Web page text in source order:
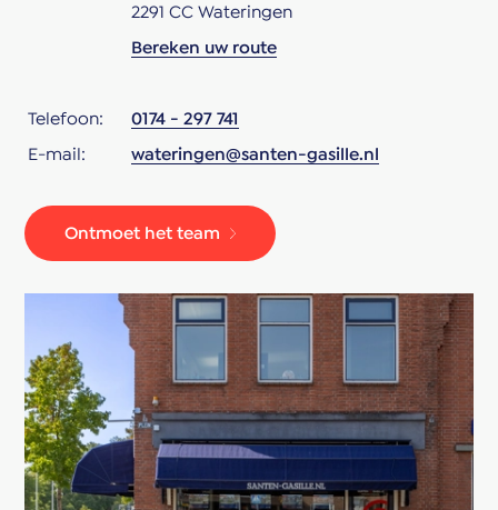
2291 CC Wateringen
Bereken uw route
Telefoon:
0174 - 297 741
E-mail:
wateringen@santen-gasille.nl
Ontmoet het team